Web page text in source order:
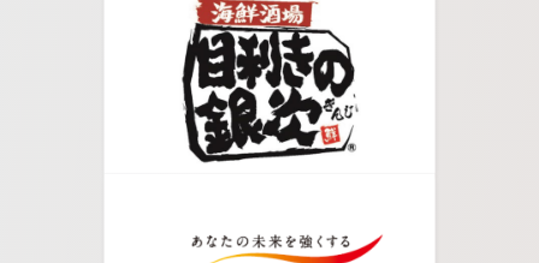
千客万来を左手にそのまま直進します